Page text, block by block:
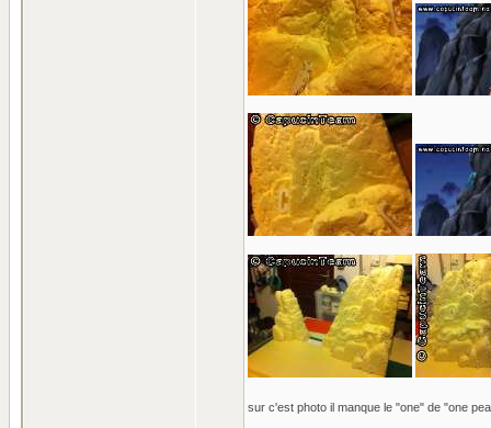
sur c'est photo il manque le "one" de "one